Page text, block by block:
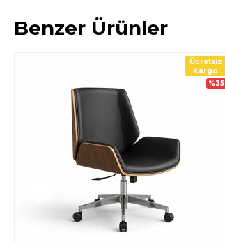
Benzer Ürünler
Ücretsiz
Kargo
%35